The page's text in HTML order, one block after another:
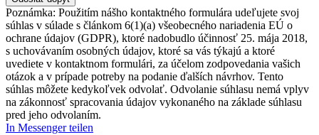
Poznámka: Použitím nášho kontaktného formulára udeľujete svoj
súhlas v súlade s článkom 6(1)(a) všeobecného nariadenia EÚ o
ochrane údajov (GDPR), ktoré nadobudlo účinnosť 25. mája 2018,
s uchovávaním osobných údajov, ktoré sa vás týkajú a ktoré
uvediete v kontaktnom formulári, za účelom zodpovedania vašich
otázok a v prípade potreby na podanie ďalších návrhov. Tento
súhlas môžete kedykoľvek odvolať. Odvolanie súhlasu nemá vplyv
na zákonnosť spracovania údajov vykonaného na základe súhlasu
pred jeho odvolaním.
In Messenger teilen